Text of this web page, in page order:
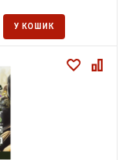
У КОШИК